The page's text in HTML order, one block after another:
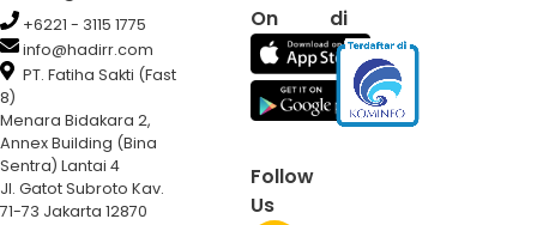
+6221 - 3115 1775
info@hadirr.com
PT. Fatiha Sakti (Fast
8)
Menara Bidakara 2,
Annex Building (Bina
Sentra) Lantai 4
Jl. Gatot Subroto Kav.
71-73 Jakarta 12870
On
Follow
Us
di